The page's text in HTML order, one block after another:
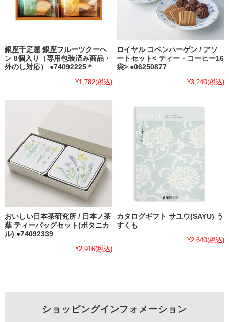
銀座千疋屋 銀座フルーツクーヘ
ン 8個入り（専用包装済み商品・
外のし対応） ●74092225＊
¥1,782(税込)
ロイヤル コペンハーゲン / アソ
ートセット< ティー・コーヒー16
袋> ●06250877
¥3,240(税込)
おいしい日本茶研究所 / 日本ノ茶
葉 ティーバッグセット(ボタニカ
ル) ●74092339
¥2,916(税込)
カタログギフト サユウ(SAYU) う
すくも
¥2,640(税込)
ショッピングインフォメーション